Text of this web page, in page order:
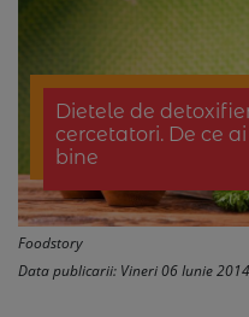
Dietele de
cercetatori. De ce
bine
Foodstory
Data publicarii: Vineri 06 Iunie